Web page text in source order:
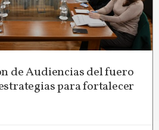
de Audiencias del fuero
para fortalecer